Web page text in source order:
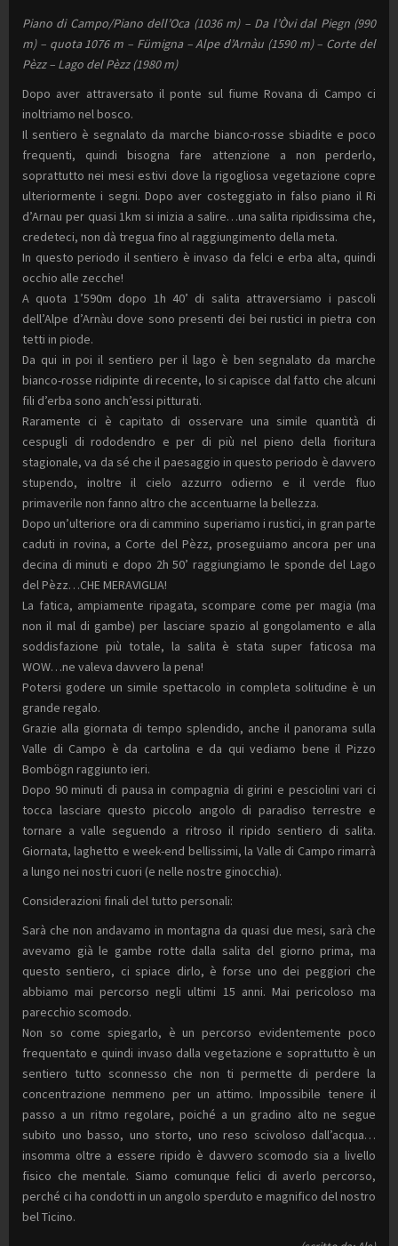
Piano di Campo/Piano dell’Oca (1036 m) – Da l’Òvi dal Piegn (990
m) – quota 1076 m – Fümigna – Alpe d’Arnàu (1590 m) – Corte del
Pèzz – Lago del Pèzz (1980 m)
Dopo aver attraversato il ponte sul fiume Rovana di Campo ci
inoltriamo nel bosco.
Il sentiero è segnalato da marche bianco-rosse sbiadite e poco
frequenti, quindi bisogna fare attenzione a non perderlo,
soprattutto nei mesi estivi dove la rigogliosa vegetazione copre
ulteriormente i segni. Dopo aver costeggiato in falso piano il Ri
d’Arnau per quasi 1km si inizia a salire…una salita ripidissima che,
credeteci, non dà tregua fino al raggiungimento della meta.
In questo periodo il sentiero è invaso da felci e erba alta, quindi
occhio alle zecche!
A quota 1’590m dopo 1h 40’ di salita attraversiamo i pascoli
dell’Alpe d’Arnàu dove sono presenti dei bei rustici in pietra con
tetti in piode.
Da qui in poi il sentiero per il lago è ben segnalato da marche
bianco-rosse ridipinte di recente, lo si capisce dal fatto che alcuni
fili d’erba sono anch’essi pitturati.
Raramente ci è capitato di osservare una simile quantità di
cespugli di rododendro e per di più nel pieno della fioritura
stagionale, va da sé che il paesaggio in questo periodo è davvero
stupendo, inoltre il cielo azzurro odierno e il verde fluo
primaverile non fanno altro che accentuarne la bellezza.
Dopo un’ulteriore ora di cammino superiamo i rustici, in gran parte
caduti in rovina, a Corte del Pèzz, proseguiamo ancora per una
decina di minuti e dopo 2h 50’ raggiungiamo le sponde del Lago
del Pèzz…CHE MERAVIGLIA!
La fatica, ampiamente ripagata, scompare come per magia (ma
non il mal di gambe) per lasciare spazio al gongolamento e alla
soddisfazione più totale, la salita è stata super faticosa ma
WOW…ne valeva davvero la pena!
Potersi godere un simile spettacolo in completa solitudine è un
grande regalo.
Grazie alla giornata di tempo splendido, anche il panorama sulla
Valle di Campo è da cartolina e da qui vediamo bene il Pizzo
Bombögn raggiunto ieri.
Dopo 90 minuti di pausa in compagnia di girini e pesciolini vari ci
tocca lasciare questo piccolo angolo di paradiso terrestre e
tornare a valle seguendo a ritroso il ripido sentiero di salita.
Giornata, laghetto e week-end bellissimi, la Valle di Campo rimarrà
a lungo nei nostri cuori (e nelle nostre ginocchia).
Considerazioni finali del tutto personali:
Sarà che non andavamo in montagna da quasi due mesi, sarà che
avevamo già le gambe rotte dalla salita del giorno prima, ma
questo sentiero, ci spiace dirlo, è forse uno dei peggiori che
abbiamo mai percorso negli ultimi 15 anni. Mai pericoloso ma
parecchio scomodo.
Non so come spiegarlo, è un percorso evidentemente poco
frequentato e quindi invaso dalla vegetazione e soprattutto è un
sentiero tutto sconnesso che non ti permette di perdere la
concentrazione nemmeno per un attimo. Impossibile tenere il
passo a un ritmo regolare, poiché a un gradino alto ne segue
subito uno basso, uno storto, uno reso scivoloso dall’acqua…
insomma oltre a essere ripido è davvero scomodo sia a livello
fisico che mentale. Siamo comunque felici di averlo percorso,
perché ci ha condotti in un angolo sperduto e magnifico del nostro
bel Ticino.